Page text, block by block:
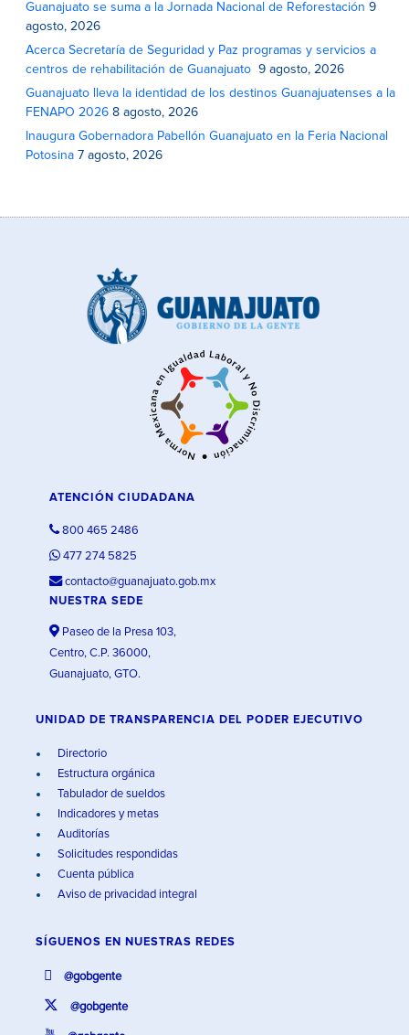
Guanajuato se suma a la Jornada Nacional de Reforestación 9
agosto, 2026
Acerca Secretaría de Seguridad y Paz programas y servicios a
centros de rehabilitación de Guanajuato
9 agosto, 2026
Guanajuato lleva la identidad de los destinos Guanajuatenses a la
FENAPO 2026 8 agosto, 2026
Inaugura Gobernadora Pabellón Guanajuato en la Feria Nacional
Potosina 7 agosto, 2026
ATENCIÓN CIUDADANA
800 465 2486
477 274 5825
contacto@guanajuato.gob.mx
NUESTRA SEDE
Paseo de la Presa 103,
Centro, C.P. 36000,
Guanajuato, GTO.
UNIDAD DE TRANSPARENCIA DEL PODER EJECUTIVO
Directorio
Estructura orgánica
Tabulador de sueldos
Indicadores y metas
Auditorías
Solicitudes respondidas
Cuenta pública
Aviso de privacidad integral
SÍGUENOS EN NUESTRAS REDES
@gobgente
@gobgente